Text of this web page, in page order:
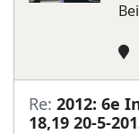
Re: 2012: 6e
18,19 20-5-